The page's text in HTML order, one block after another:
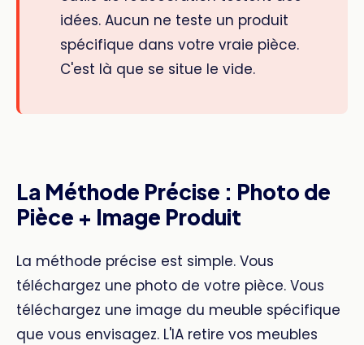
idées. Aucun ne teste un produit
spécifique dans votre vraie pièce.
C'est là que se situe le vide.
La Méthode Précise : Photo de
Pièce + Image Produit
La méthode précise est simple. Vous
téléchargez une photo de votre pièce. Vous
téléchargez une image du meuble spécifique
que vous envisagez. L'IA retire vos meubles